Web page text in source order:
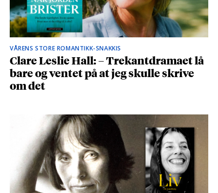
VÅRENS STORE ROMANTIKK-SNAKKIS
Clare Leslie Hall: – Trekantdramaet lå
bare og ventet på at jeg skulle skrive
om det